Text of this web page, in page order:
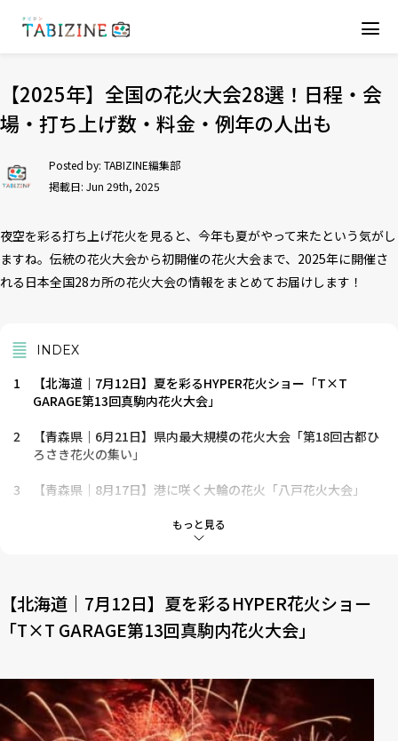
【2025年】全国の花火大会28選！日程・会
場・打ち上げ数・料金・例年の人出も
Posted by: TABIZINE編集部
掲載日: Jun 29th, 2025
夜空を彩る打ち上げ花火を見ると、今年も夏がやって来たという気がし
ますね。伝統の花火大会から初開催の花火大会まで、2025年に開催さ
れる日本全国28カ所の花火大会の情報をまとめてお届けします！
もっと見る
INDEX
1
【北海道｜7月12日】夏を彩るHYPER花火ショー「T×T
GARAGE第13回真駒内花火大会」
2
【青森県｜6月21日】県内最大規模の花火大会「第18回古都ひ
ろさき花火の集い」
3
【青森県｜8月17日】港に咲く大輪の花火「八戸花火大会」
【宮城県｜9月27日】映画のように展開する芸術花火「東北未
り 能代の花火」
6
【秋田県｜8月30日】100年以上の歴史を誇る全国花火競技大
【山形県｜8月16日】打ち上げ幅700mのスターマイン「第32
回赤川花火大会」
【北海道｜7月12日】夏を彩るHYPER花火ショー
「T×T GARAGE第13回真駒内花火大会」